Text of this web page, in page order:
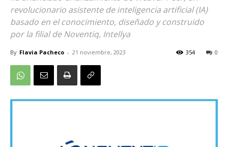
revolucionario asistente de inteligencia artificial (IA)
basado en el conocimiento, diseñado y construido
por la filial de Noventiq, Intellya
By Flavia Pacheco - 21 noviembre, 2023 0
354